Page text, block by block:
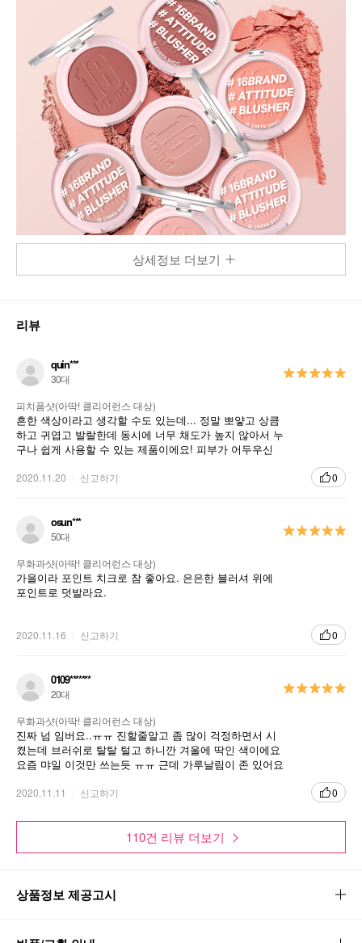
상세정보 더보기
리뷰
quin***
30대
피치폼샷(아딱! 클리어런스 대상)
흔한 색상이라고 생각할 수도 있는데... 정말 뽀얗고 상큼
하고 귀엽고 발랄한데 동시에 너무 채도가 높지 않아서 누
구나 쉽게 사용할 수 있는 제품이에요! 피부가 어두우신
2020.11.20 신고하기 0
osun***
50대
무화과샷(아딱! 클리어런스 대상)
가을이라 포인트 치크로 참 좋아요. 은은한 블러셔 위에
포인트로 덧발라요.
2020.11.16 신고하기 0
0109*******
20대
무화과샷(아딱! 클리어런스 대상)
진짜 넘 임버요..ㅠㅠ 진할줄알고 좀 많이 걱정하면서 시
켰는데 브러쉬로 탈탈 털고 하니깐 겨울에 딱인 색이에요
요즘 먀일 이것만 쓰는듯 ㅠㅠ 근데 가루날림이 존 있어요
2020.11.11 신고하기 0
110건 리뷰 더보기
상품정보 제공고시